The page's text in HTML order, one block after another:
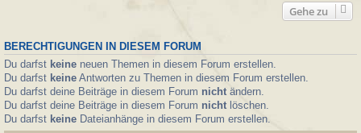
Gehe zu
BERECHTIGUNGEN IN DIESEM FORUM
Du darfst keine neuen Themen in diesem Forum erstellen.
Du darfst keine Antworten zu Themen in diesem Forum erstellen.
Du darfst deine Beiträge in diesem Forum nicht ändern.
Du darfst deine Beiträge in diesem Forum nicht löschen.
Du darfst keine Dateianhänge in diesem Forum erstellen.